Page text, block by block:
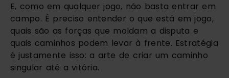
E, como em qualquer jogo, não basta entrar em
campo. É preciso entender o que está em jogo,
quais são as forças que moldam a disputa e
quais caminhos podem levar à frente. Estratégia
é justamente isso: a arte de criar um caminho
singular até a vitória.